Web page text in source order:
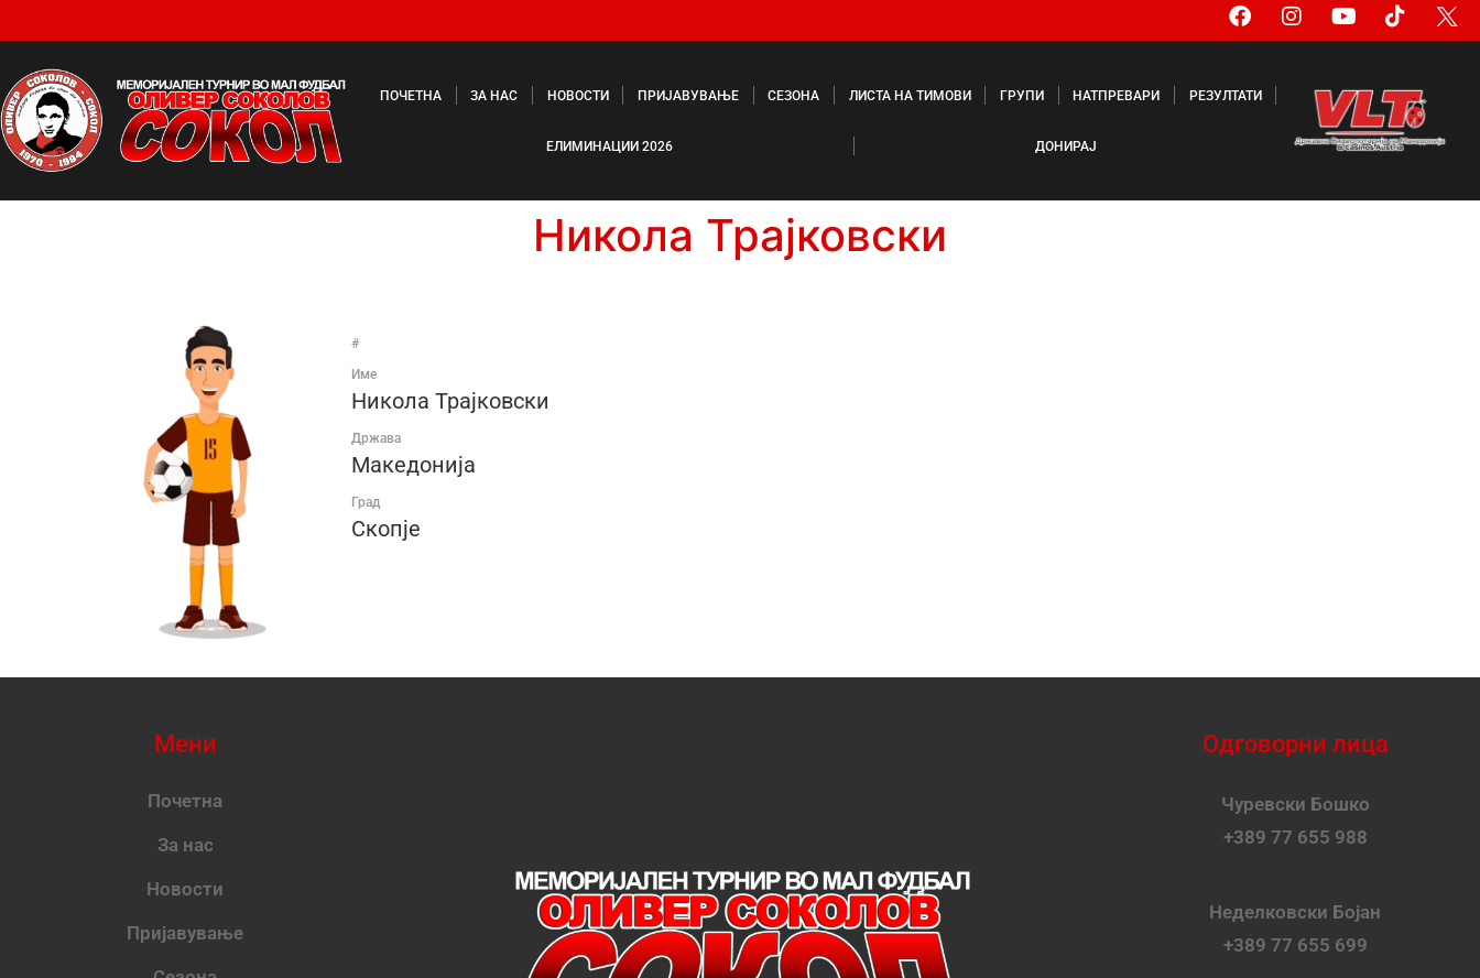
ПОЧЕТНА ЗА НАС НОВОСТИ ПРИЈАВУВАЊЕ СЕЗОНА ЛИСТА НА ТИМОВИ ГРУПИ НАТПРЕВАРИ РЕЗУЛТАТИ
ЕЛИМИНАЦИИ 2026 ДОНИРАЈ
Никола Трајковски
#
Име
Никола Трајковски
Држава
Македонија
Град
Скопје
Мени
Почетна
За нас
Новости
Пријавување
Одговорни лица
Чуревски Бошко
+389 77 655 988
Неделковски Бојан
+389 77 655 699